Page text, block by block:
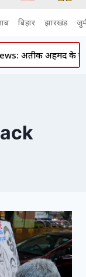
बिहार झारखंड
अहमद के बेटे